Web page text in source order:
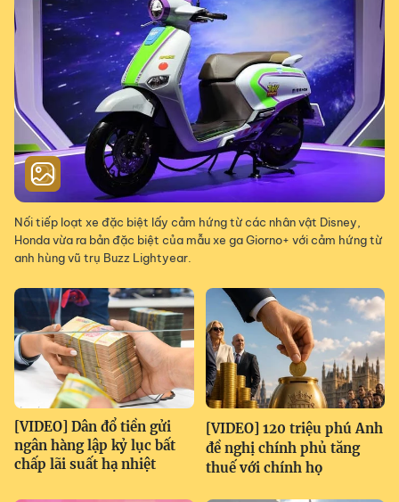
Nối tiếp loạt xe đặc biệt lấy cảm hứng từ các nhân vật Disney,
Honda vừa ra bản đặc biệt của mẫu xe ga Giorno+ với cảm hứng từ
anh hùng vũ trụ Buzz Lightyear.
[VIDEO] Dân đổ tiền gửi
ngân hàng lập kỷ lục bất
chấp lãi suất hạ nhiệt
[VIDEO] 120 triệu phú Anh
đề nghị chính phủ tăng
thuế với chính họ